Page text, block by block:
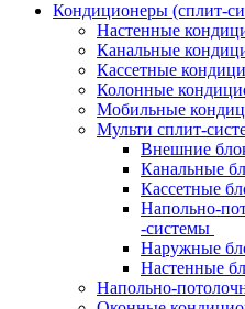
Кондиционеры (сплит-
Настенные
Канальные
Кассетные
Колонные
Мобильные
Мульти сплит-
Внешние
Канальные
Кассетные
Напольно-
-системы
Наружные
Настенные
Напольно-